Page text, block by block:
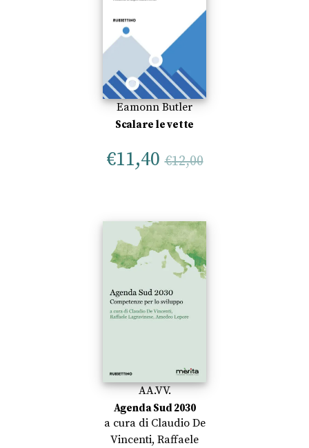
Eamonn Butler
Scalare le vette
€11,40 €12,00
AA.VV.
Agenda Sud 2030
a cura di Claudio De
Vincenti, Raffaele